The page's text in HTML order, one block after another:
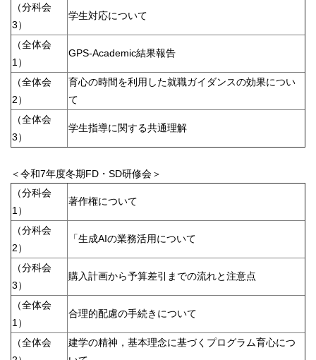
（分科会
3）
学生対応について
（全体会
1）
GPS-Academic結果報告
（全体会
2）
育心の時間を利用した就職ガイダンスの効果につい
て
（全体会
3）
学生指導に関する共通理解
＜令和7年度冬期FD・SD研修会＞
（分科会
1）
著作権について
（分科会
2）
「生成AIの業務活用について
（分科会
3）
購入計画から予算差引までの流れと注意点
（全体会
1）
合理的配慮の手続きについて
（全体会
建学の精神，基本理念に基づくプログラム育心につ